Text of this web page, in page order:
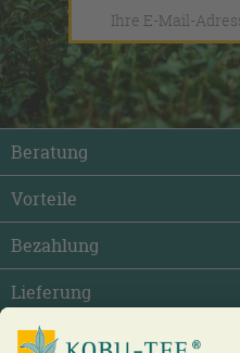
Beratung
Vorteile
Bezahlung
Lieferung